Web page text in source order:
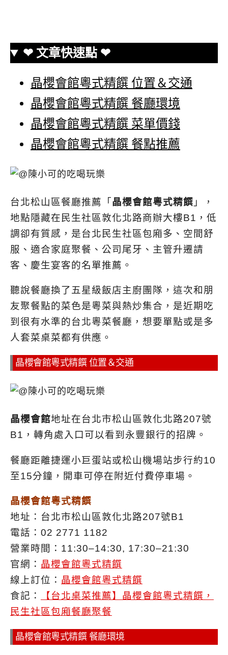
❤ 文章快速點 ❤
晶櫻會館粵式精饌 位置＆交通
晶櫻會館粵式精饌 餐廳環境
晶櫻會館粵式精饌 菜單價錢
晶櫻會館粵式精饌 餐點推薦
台北松山區餐廳推薦「晶櫻會館粵式精饌 」，
地點隱藏在民生社區敦化北路商辦大樓B1，低
調卻有質感，是台北民生社區包廂多、空間舒
服、適合家庭聚餐、公司尾牙、主管升遷請
客、慶生宴客的名單推薦。
聽說餐廳換了五星級飯店主廚團隊，這次和朋
友聚餐點的菜色是粵菜與熱炒集合，是近期吃
到很有水準的台北粵菜餐廳，想要單點或是多
人套菜桌菜都有供應。
晶櫻會館粵式精饌 位置＆交通
晶櫻會館地址在台北市松山區敦化北路207號
B1，轉角處入口可以看到永豐銀行的招牌。
餐廳距離捷運小巨蛋站或松山機場站步行約10
至15分鐘，開車可停在附近付費停車場。
晶櫻會館粵式精饌
地址：台北市松山區敦化北路207號B1
電話：02 2771 1182
營業時間：11:30–14:30, 17:30–21:30
官網： 晶櫻會館粵式精饌
線上訂位： 晶櫻會館粵式精饌
食記：
【台北桌菜推薦】晶櫻會館粵式精饌，
民生社區包廂餐廳聚餐
晶櫻會館粵式精饌 餐廳環境